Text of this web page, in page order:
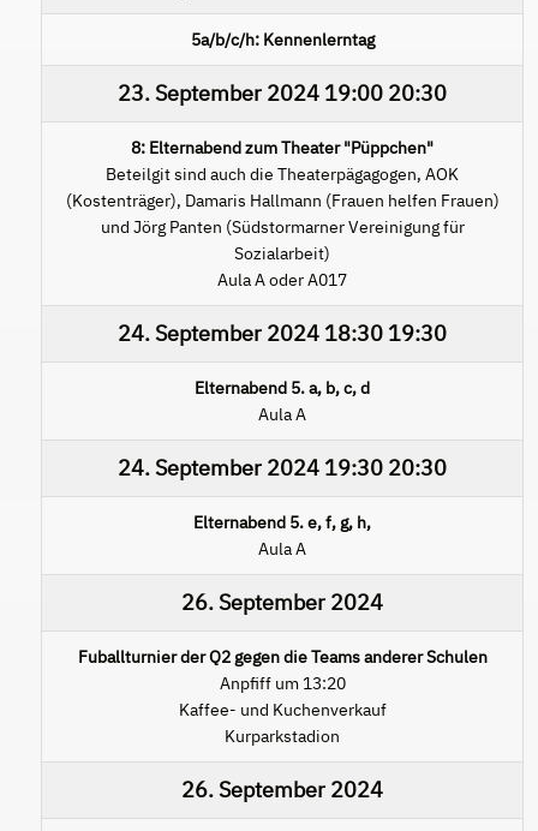
5a/b/c/h: Kennenlerntag
23. September 2024 19:00 20:30
8: Elternabend zum Theater "Püppchen"
Beteilgit sind auch die Theaterpägagogen, AOK
(Kostenträger), Damaris Hallmann (Frauen helfen Frauen)
und Jörg Panten (Südstormarner Vereinigung für
Sozialarbeit)
Aula A oder A017
24. September 2024 18:30 19:30
Elternabend 5. a, b, c, d
Aula A
24. September 2024 19:30 20:30
Elternabend 5. e, f, g, h,
Aula A
26. September 2024
Fuballturnier der Q2 gegen die Teams anderer Schulen
Anpfiff um 13:20
Kaffee- und Kuchenverkauf
Kurparkstadion
26. September 2024